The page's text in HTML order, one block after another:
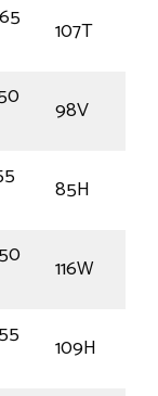
107T
98V
85H
116W
109H